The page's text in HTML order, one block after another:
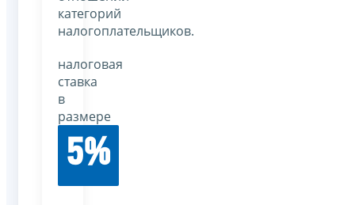
категорий
налогоплательщиков.
налоговая
ставка
в
размере
5%